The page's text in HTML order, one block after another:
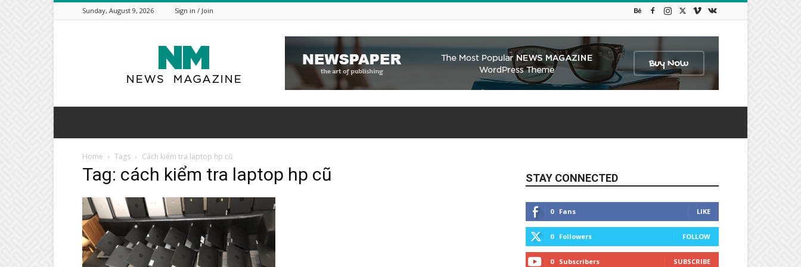
Sunday, August 9, 2026 Sign in / Join
Racion
Home Tags Cách kiểm tra laptop hp cũ
Tag: cách kiểm tra laptop hp cũ STAY CONNECTED
0 Fans LIKE
0 Followers FOLLOW
0 Subscribers SUBSCRIBE